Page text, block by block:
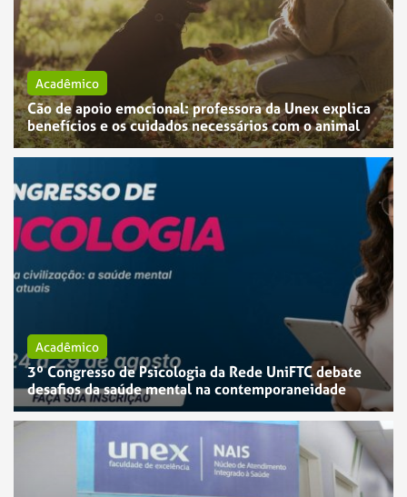
Acadêmico
Cão de apoio emocional: professora da Unex explica
benefícios e os cuidados necessários com o animal
Acadêmico
3º Congresso de Psicologia da Rede UniFTC debate
desafios da saúde mental na contemporaneidade